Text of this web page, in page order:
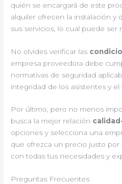
quién se encargará de este
alquiler ofrecen la instalación y
sus servicios, lo cual puede ser
No olvides verificar las
empresa proveedora debe
normativas de seguridad
integridad de los asistentes y
Por último, pero no menos
busca la mejor relación
opciones y selecciona una
que ofrezca un precio justo
con todas tus necesidades y
Preguntas Frecuentes